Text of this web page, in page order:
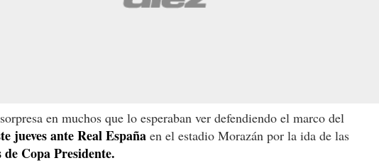
en muchos que lo esperaban ver defendiendo el marco del
jueves ante Real España en el estadio Morazán por la ida de las
de Copa Presidente.